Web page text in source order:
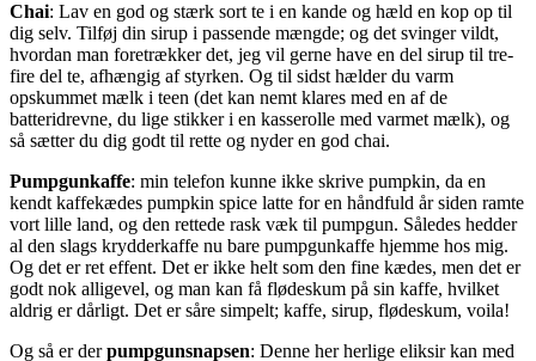
Chai: Lav en god og stærk sort te i en kande og hæld en kop op til
dig selv. Tilføj din sirup i passende mængde; og det svinger vildt,
hvordan man foretrækker det, jeg vil gerne have en del sirup til tre-
fire del te, afhængig af styrken. Og til sidst hælder du varm
opskummet mælk i teen (det kan nemt klares med en af de
batteridrevne, du lige stikker i en kasserolle med varmet mælk), og
så sætter du dig godt til rette og nyder en god chai.
Pumpgunkaffe: min telefon kunne ikke skrive pumpkin, da en
kendt kaffekædes pumpkin spice latte for en håndfuld år siden ramte
vort lille land, og den rettede rask væk til pumpgun. Således hedder
al den slags krydderkaffe nu bare pumpgunkaffe hjemme hos mig.
Og det er ret effent. Det er ikke helt som den fine kædes, men det er
godt nok alligevel, og man kan få flødeskum på sin kaffe, hvilket
aldrig er dårligt. Det er såre simpelt; kaffe, sirup, flødeskum, voila!
Og så er derpumpgunsnapsen: Denne her herlige eliksir kan med